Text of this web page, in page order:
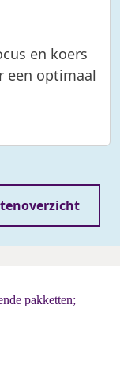
en koers
een optimaal
pakketten;